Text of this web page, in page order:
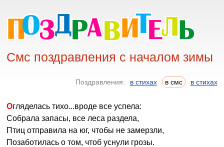
Смс поздравления с началом зимы
Поздравления: в стихах в смс в стихах
Огляделась тихо...вроде все успела:
Собрала запасы, все леса раздела,
Птиц отправила на юг, чтобы не замерзли,
Позаботилась о том, чтоб уснули грозы.